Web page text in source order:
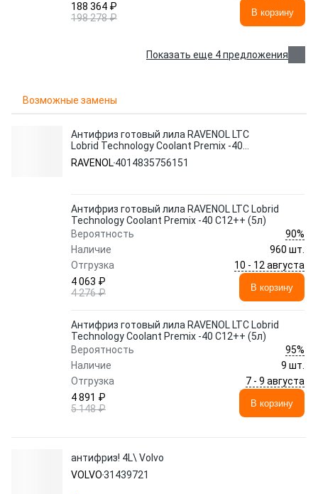
188 364 ₽
198 278 ₽
В корзину
Показать еще 4 предложения
Возможные замены
Антифриз готовый лила RAVENOL LTC
Lobrid Technology Coolant Premix -40
C12++ (5л)
RAVENOL4014835756151
Антифриз готовый лила RAVENOL LTC Lobrid
Technology Coolant Premix -40 C12++ (5л)
Вероятность
90%
Наличие
960 шт.
Отгрузка
10 - 12 августа
4 063 ₽
4 276 ₽
В корзину
Антифриз готовый лила RAVENOL LTC Lobrid
Technology Coolant Premix -40 C12++ (5л)
Вероятность
95%
Наличие
9 шт.
Отгрузка
7 - 9 августа
4 891 ₽
5 148 ₽
В корзину
антифриз! 4L\ Volvo
VOLVO31439721